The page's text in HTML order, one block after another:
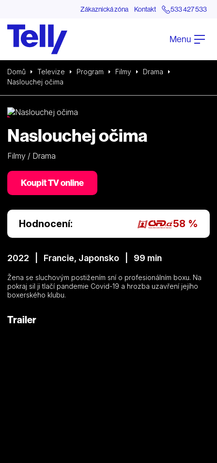
Zákaznická zóna Kontakt 533 427 533
Menu
Domů Televize Program Filmy
Drama
Naslouchej očima
Pořad aktuálně není v nabídce
Naslouchej očima
Filmy / Drama
Koupit TV online
Hodnocení: 58 %
2022 | Francie, Japonsko | 99 min
Žena se sluchovým postižením sní o profesionálním boxu. Na
pokraj sil ji tlačí pandemie Covid-19 a hrozba uzavření jejího
boxerského klubu.
Trailer